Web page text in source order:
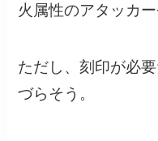
火属性のアタッカー
ただし、刻印が必
づらそう。